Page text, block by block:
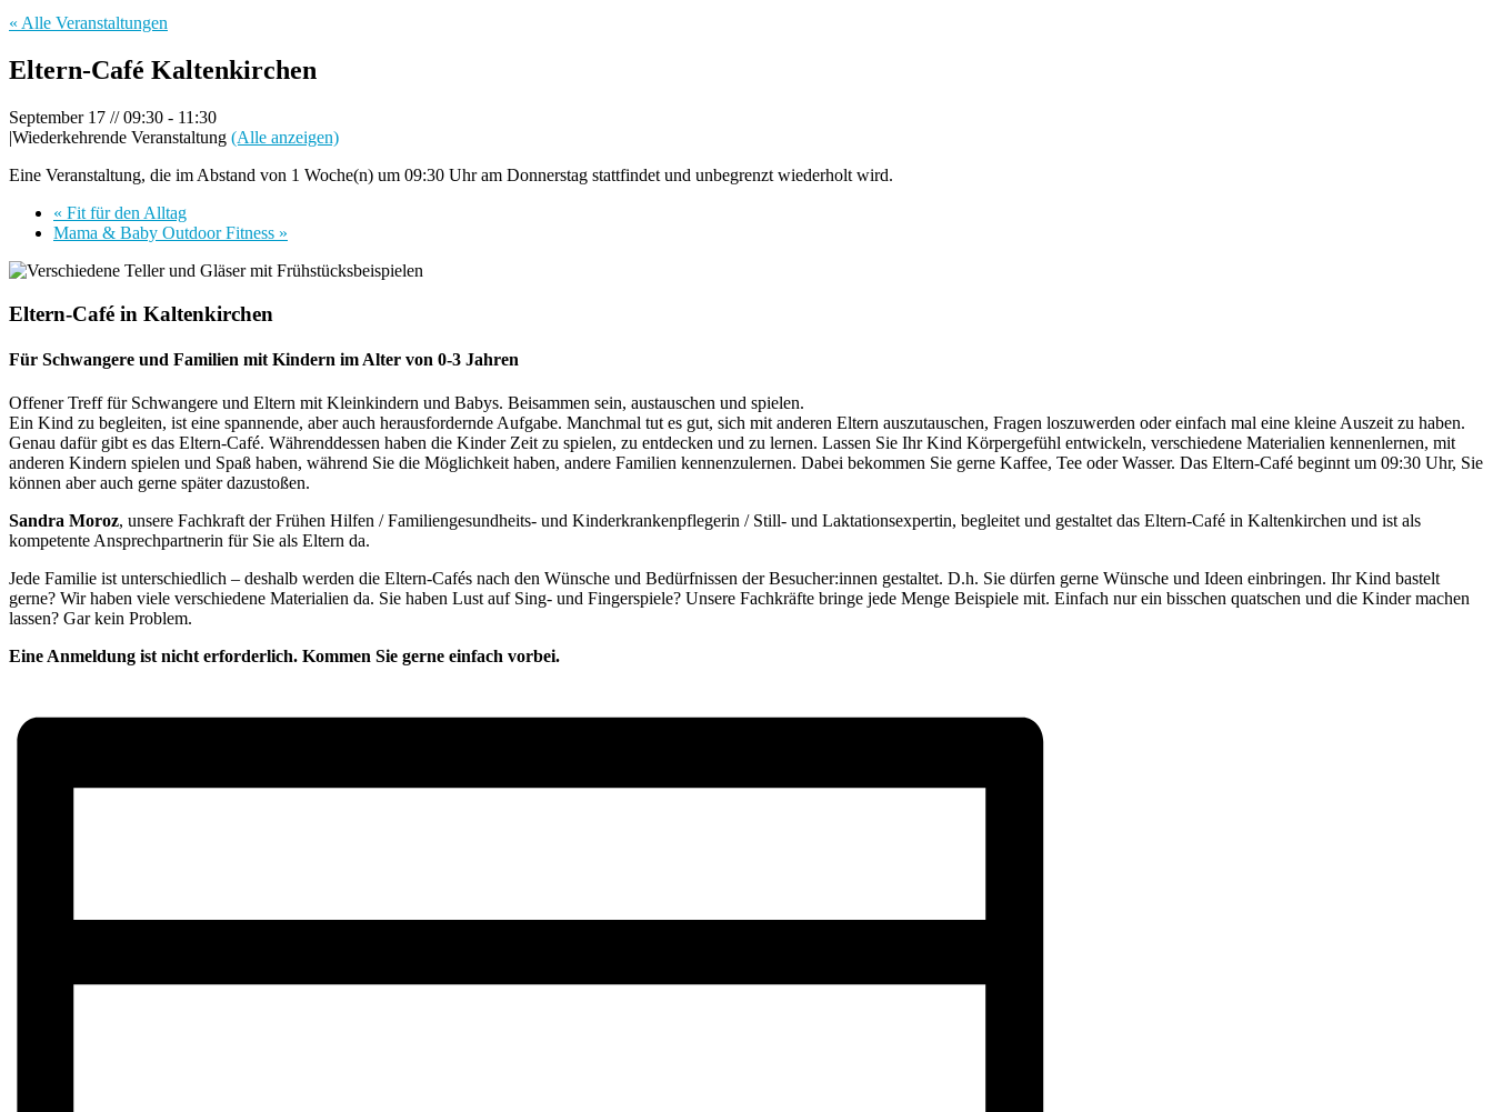
« Alle Veranstaltungen
Eltern-Café Kaltenkirchen
September 17 // 09:30 - 11:30
|Wiederkehrende Veranstaltung (Alle anzeigen)
Eine Veranstaltung, die im Abstand von 1 Woche(n) um 09:30 Uhr am Donnerstag stattfindet und unbegrenzt wiederholt wird.
« Fit für den Alltag
Mama & Baby Outdoor Fitness »
Eltern-Café in Kaltenkirchen
Für Schwangere und Familien mit Kindern im Alter von 0-3 Jahren
Offener Treff für Schwangere und Eltern mit Kleinkindern und Babys. Beisammen sein, austauschen und spielen.
Ein Kind zu begleiten, ist eine spannende, aber auch herausfordernde Aufgabe. Manchmal tut es gut, sich mit anderen Eltern auszutauschen, Fragen loszuwerden oder einfach mal eine kleine Auszeit zu haben.
Genau dafür gibt es das Eltern-Café. Währenddessen haben die Kinder Zeit zu spielen, zu entdecken und zu lernen. Lassen Sie Ihr Kind Körpergefühl entwickeln, verschiedene Materialien kennenlernen, mit
anderen Kindern spielen und Spaß haben, während Sie die Möglichkeit haben, andere Familien kennenzulernen. Dabei bekommen Sie gerne Kaffee, Tee oder Wasser. Das Eltern-Café beginnt um 09:30 Uhr, Sie
können aber auch gerne später dazustoßen.
Sandra Moroz, unsere Fachkraft der Frühen Hilfen / Familiengesundheits- und Kinderkrankenpflegerin / Still- und Laktationsexpertin, begleitet und gestaltet das Eltern-Café in Kaltenkirchen und ist als
kompetente Ansprechpartnerin für Sie als Eltern da.
Jede Familie ist unterschiedlich – deshalb werden die Eltern-Cafés nach den Wünsche und Bedürfnissen der Besucher:innen gestaltet. D.h. Sie dürfen gerne Wünsche und Ideen einbringen. Ihr Kind bastelt
gerne? Wir haben viele verschiedene Materialien da. Sie haben Lust auf Sing- und Fingerspiele? Unsere Fachkräfte bringe jede Menge Beispiele mit. Einfach nur ein bisschen quatschen und die Kinder machen
lassen? Gar kein Problem.
Eine Anmeldung ist nicht erforderlich. Kommen Sie gerne einfach vorbei.